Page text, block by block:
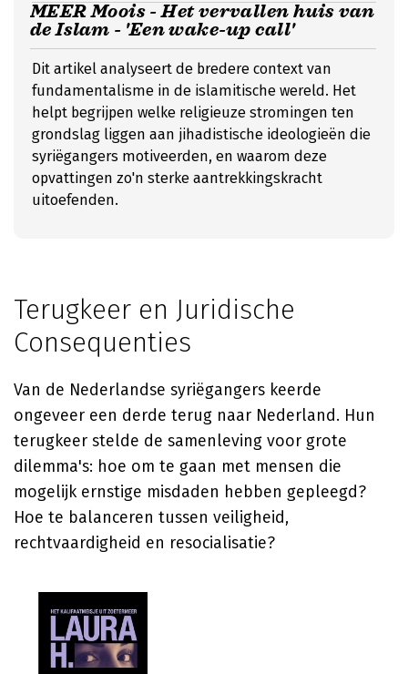
MEER Moois - Het vervallen huis van
de Islam - 'Een wake-up call'
Dit artikel analyseert de bredere context van
fundamentalisme in de islamitische wereld. Het
helpt begrijpen welke religieuze stromingen ten
grondslag liggen aan jihadistische ideologieën die
syriëgangers motiveerden, en waarom deze
opvattingen zo'n sterke aantrekkingskracht
uitoefenden.
Terugkeer en Juridische
Consequenties
Van de Nederlandse syriëgangers keerde
ongeveer een derde terug naar Nederland. Hun
terugkeer stelde de samenleving voor grote
dilemma's: hoe om te gaan met mensen die
mogelijk ernstige misdaden hebben gepleegd?
Hoe te balanceren tussen veiligheid,
rechtvaardigheid en resocialisatie?